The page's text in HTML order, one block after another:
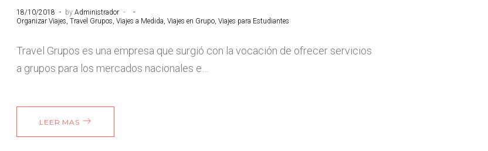
18/10/2018 by Administrador
Organizar Viajes, Travel Grupos, Viajes a Medida, Viajes en Grupo, Viajes para Estudiantes
Travel Grupos es una empresa que surgió con la vocación de ofrecer servicios
a grupos para los mercados nacionales e…
LEER MAS